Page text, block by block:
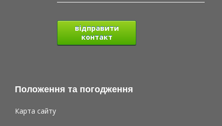
відправити
контакт
Положення та погодження
Карта сайту